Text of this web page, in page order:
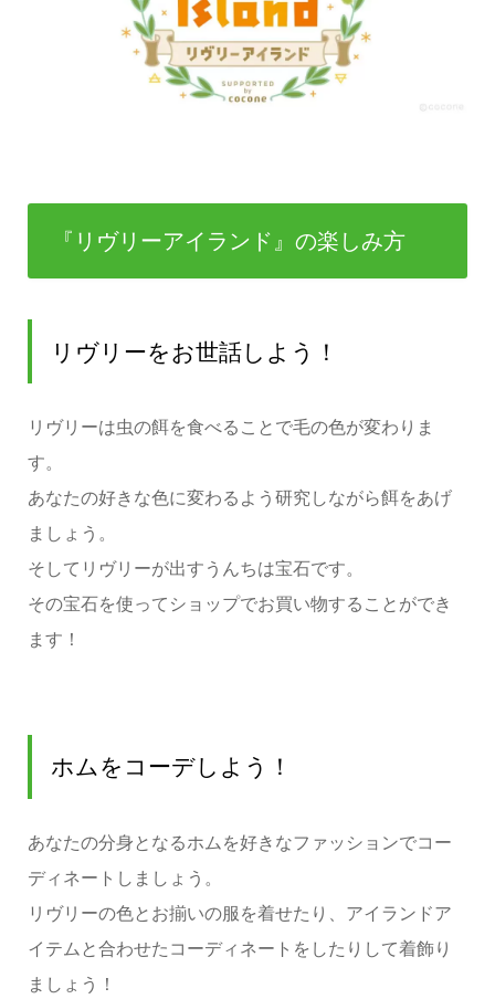
『リヴリーアイランド』の楽しみ方
リヴリーをお世話しよう！
リヴリーは虫の餌を食べることで毛の色が変わりま
す。
あなたの好きな色に変わるよう研究しながら餌をあげ
ましょう。
そしてリヴリーが出すうんちは宝石です。
その宝石を使ってショップでお買い物することができ
ます！
ホムをコーデしよう！
あなたの分身となるホムを好きなファッションでコー
ディネートしましょう。
リヴリーの色とお揃いの服を着せたり、アイランドア
イテムと合わせたコーディネートをしたりして着飾り
ましょう！